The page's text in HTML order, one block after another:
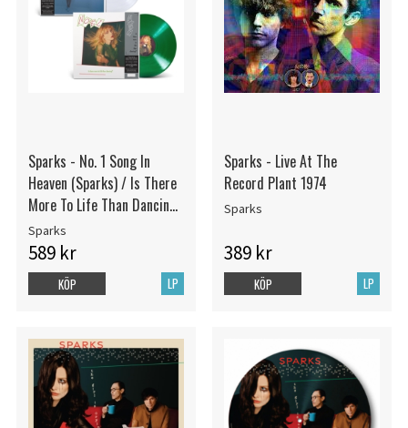
Sparks - No. 1 Song In
Heaven (Sparks) / Is There
More To Life Than Dancing?
(Noel) (2Lp) (Rsd) - IMPORT
Sparks
589 kr
LP
KÖP
Sparks - Live At The
Record Plant 1974
Sparks
389 kr
LP
KÖP